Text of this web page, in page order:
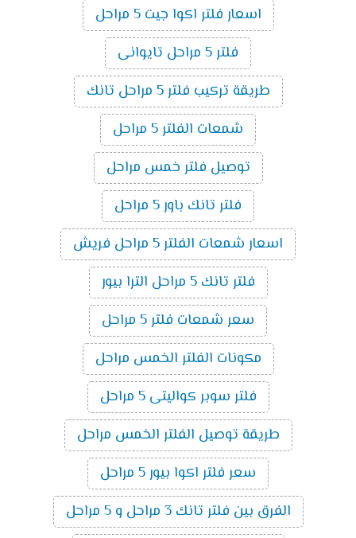
اسعار فلتر اكوا جيت 5 مراحل
فلتر 5 مراحل تايوانى
طريقة تركيب فلتر 5 مراحل تانك
شمعات الفلتر 5 مراحل
توصيل فلتر خمس مراحل
فلتر تانك باور 5 مراحل
اسعار شمعات الفلتر 5 مراحل فريش
فلتر تانك 5 مراحل الترا بيور
سعر شمعات فلتر 5 مراحل
مكونات الفلتر الخمس مراحل
فلتر سوبر كواليتى 5 مراحل
طريقة توصيل الفلتر الخمس مراحل
سعر فلتر اكوا بيور 5 مراحل
الفرق بين فلتر تانك 3 مراحل و 5 مراحل